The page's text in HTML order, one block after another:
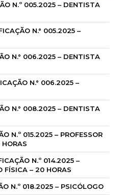
N.º 005.2025 – DENTISTA
N.° 005.2025 –
N.° 006.2025 – DENTISTA
N.° 006.2025 –
N.° 008.2025 – DENTISTA
N.º 015.2025 – PROFESSOR
N.º 014.2025 –
FÍSICA – 20 HORAS
N.º 018.2025 – PSICÓLOGO